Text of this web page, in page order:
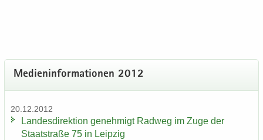
Me­di­en­in­for­ma­tio­nen 2012
20.12.2012
Lan­des­di­rek­ti­on ge­neh­migt Rad­weg im Zuge der
Staat­stra­ße 75 in Leip­zig